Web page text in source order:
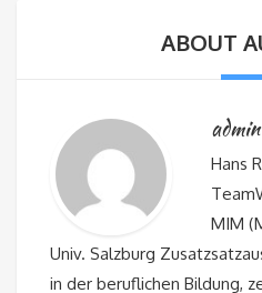
ABOUT
admin
Hans
MIM
Univ. Salzburg
in der beruflichen Bildung,